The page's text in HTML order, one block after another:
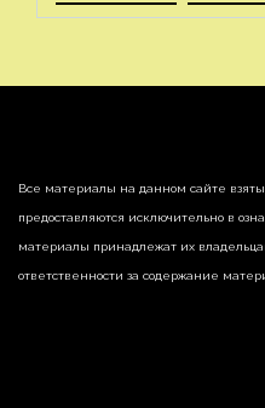
Все материалы на данном сайте взяты
предоставляются исключительно в
материалы принадлежат их
ответственности за содержание